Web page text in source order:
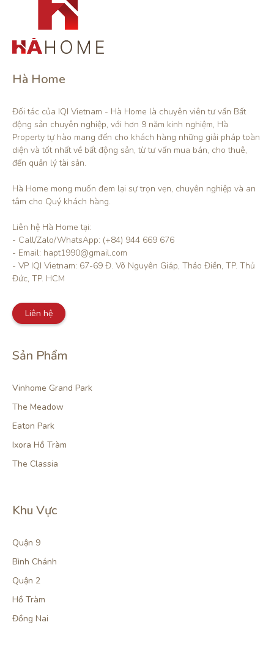
Hà Home
Đối tác của IQI Vietnam - Hà Home là chuyên viên tư vấn Bất
động sản chuyên nghiệp, với hơn 9 năm kinh nghiệm, Hà
Property tự hào mang đến cho khách hàng những giải pháp toàn
diện và tốt nhất về bất động sản, từ tư vấn mua bán, cho thuê,
đến quản lý tài sản.
Hà Home mong muốn đem lại sự trọn vẹn, chuyên nghiệp và an
tâm cho Quý khách hàng.
Liên hệ Hà Home tại:
- Call/Zalo/WhatsApp: (+84) 944 669 676
- Email: hapt1990@gmail.com
- VP IQI Vietnam: 67-69 Đ. Võ Nguyên Giáp, Thảo Điền, TP. Thủ
Đức, TP. HCM
Liên hệ
Sản Phẩm
Vinhome Grand Park
The Meadow
Eaton Park
Ixora Hồ Tràm
The Classia
Khu Vực
Quận 9
Bình Chánh
Quận 2
Hồ Tràm
Đồng Nai